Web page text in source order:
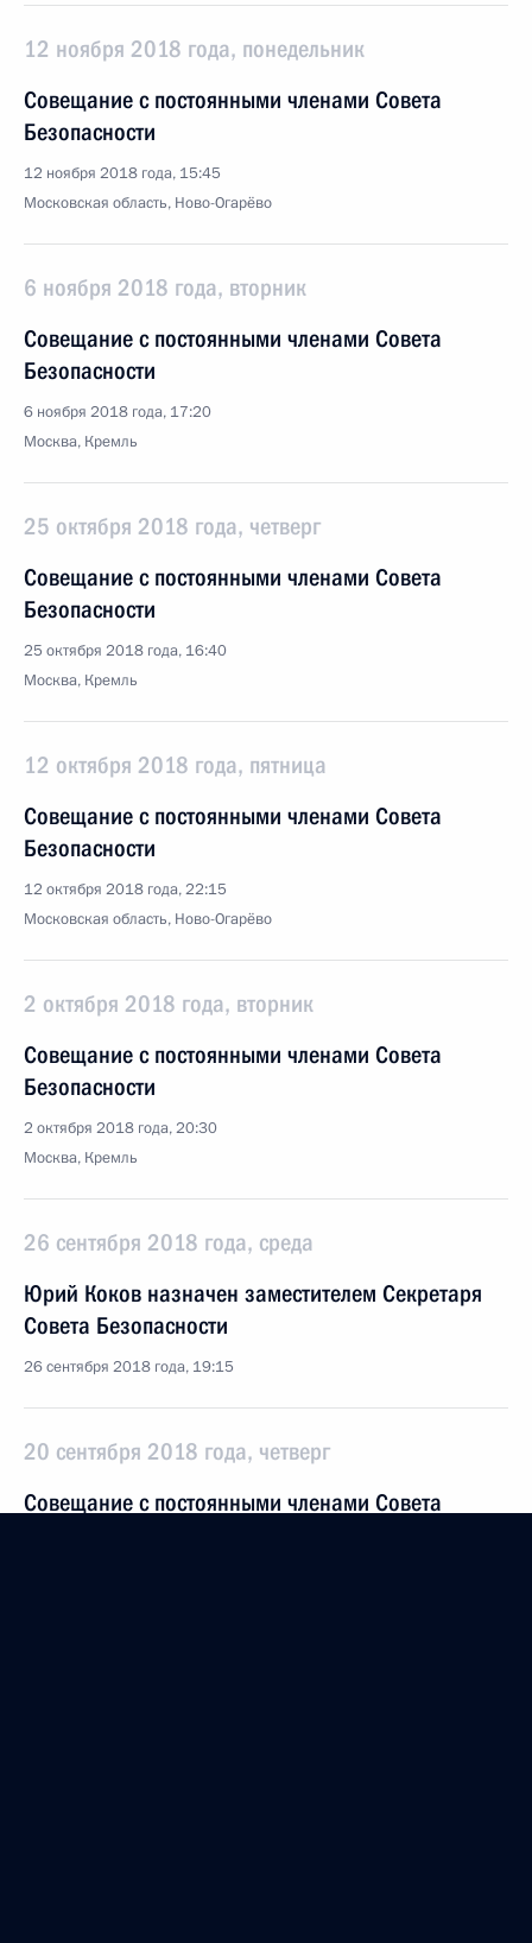
12 ноября 2018 года, понедельник
Совещание с постоянными членами Совета
Безопасности
12 ноября 2018 года, 15:45
Московская область, Ново-Огарёво
6 ноября 2018 года, вторник
Совещание с постоянными членами Совета
Безопасности
6 ноября 2018 года, 17:20
Москва, Кремль
25 октября 2018 года, четверг
Совещание с постоянными членами Совета
Безопасности
25 октября 2018 года, 16:40
Москва, Кремль
12 октября 2018 года, пятница
Совещание с постоянными членами Совета
Безопасности
12 октября 2018 года, 22:15
Московская область, Ново-Огарёво
2 октября 2018 года, вторник
Совещание с постоянными членами Совета
Безопасности
2 октября 2018 года, 20:30
Москва, Кремль
26 сентября 2018 года, среда
Юрий Коков назначен заместителем Секретаря
Совета Безопасности
26 сентября 2018 года, 19:15
20 сентября 2018 года, четверг
Совещание с постоянными членами Совета